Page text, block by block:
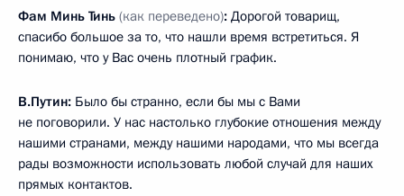
Фам Минь Тинь (как переведено): Дорогой товарищ,
спасибо большое за то, что нашли время встретиться. Я
понимаю, что у Вас очень плотный график.
В.Путин: Было бы странно, если бы мы с Вами
не поговорили. У нас настолько глубокие отношения между
нашими странами, между нашими народами, что мы всегда
рады возможности использовать любой случай для наших
прямых контактов.